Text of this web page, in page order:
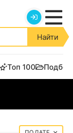
Найти
Топ 100